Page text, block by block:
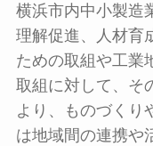
横浜市内中小製造
理解促進、人材育
ための取組や工業
取組に対して、そ
より、ものづくり
は地域間の連携や